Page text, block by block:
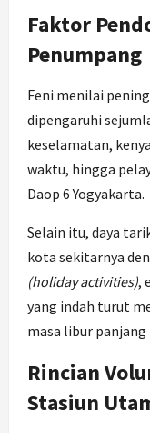
Faktor
Penumpang
Feni menilai
dipengaruhi
keselamatan,
waktu, hingga
Daop 6 Yogyakarta.
Selain itu, daya
kota sekitarnya
(holiday activities),
yang indah turut
masa libur panjang
Rincian
Stasiun